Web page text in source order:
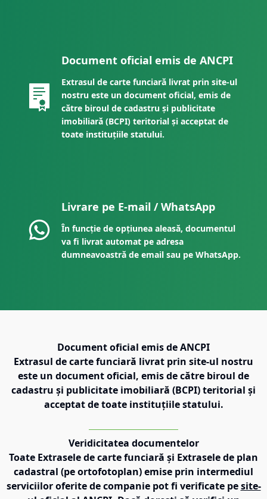
Document oficial emis de ANCPI
Extrasul de carte funciară livrat prin site-ul
nostru este un document oficial, emis de
către biroul de cadastru și publicitate
imobiliară (BCPI) teritorial și acceptat de
toate instituțiile statului.
Livrare pe E-mail / WhatsApp
În funcție de opțiunea aleasă, documentul
va fi livrat automat pe adresa
dumneavoastră de email sau pe WhatsApp.
Document oficial emis de ANCPI
Extrasul de carte funciară livrat prin site-ul nostru
este un document oficial, emis de către biroul de
cadastru și publicitate imobiliară (BCPI) teritorial și
acceptat de toate instituțiile statului.
Veridicitatea documentelor
Toate Extrasele de carte funciară și Extrasele de plan
cadastral (pe ortofotoplan) emise prin intermediul
serviciilor oferite de companie pot fi verificate pe site-